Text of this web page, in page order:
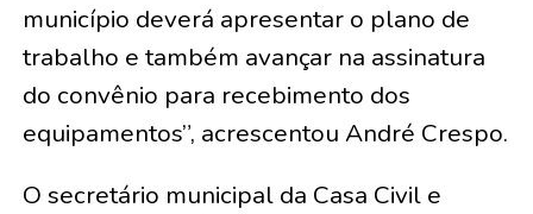
município deverá apresentar o plano de
trabalho e também avançar na assinatura
do convênio para recebimento dos
equipamentos”, acrescentou André Crespo.
O secretário municipal da Casa Civil e